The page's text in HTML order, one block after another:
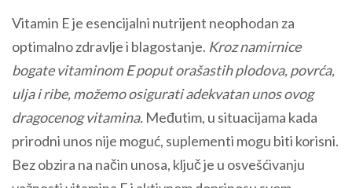
Vitamin E je esencijalni nutrijent neophodan za
optimalno zdravlje i blagostanje. Kroz namirnice
bogate vitaminom E poput orašastih plodova, povrća,
ulja i ribe, možemo osigurati adekvatan unos ovog
dragocenog vitamina. Međutim, u situacijama kada
prirodni unos nije moguć, suplementi mogu biti korisni.
Bez obzira na način unosa, ključ je u osvešćivanju